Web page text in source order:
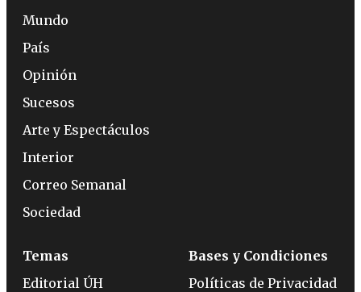
Mundo
País
Opinión
Sucesos
Arte y Espectáculos
Interior
Correo Semanal
Sociedad
Temas
Editorial ÚH
Bases y Condiciones
Políticas de Privacidad